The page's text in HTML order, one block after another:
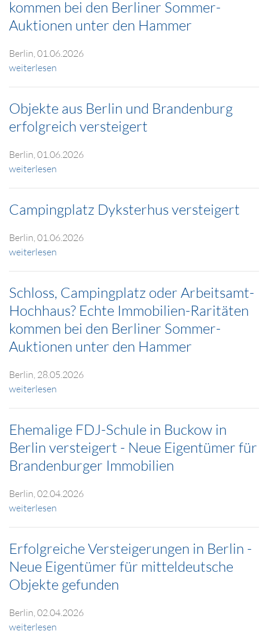
kommen bei den Berliner Sommer-
Auktionen unter den Hammer
Berlin, 01.06.2026
weiterlesen
Objekte aus Berlin und Brandenburg
erfolgreich versteigert
Berlin, 01.06.2026
weiterlesen
Campingplatz Dyksterhus versteigert
Berlin, 01.06.2026
weiterlesen
Schloss, Campingplatz oder Arbeitsamt-
Hochhaus? Echte Immobilien-Raritäten
kommen bei den Berliner Sommer-
Auktionen unter den Hammer
Berlin, 28.05.2026
weiterlesen
Ehemalige FDJ-Schule in Buckow in
Berlin versteigert - Neue Eigentümer für
Brandenburger Immobilien
Berlin, 02.04.2026
weiterlesen
Erfolgreiche Versteigerungen in Berlin -
Neue Eigentümer für mitteldeutsche
Objekte gefunden
Berlin, 02.04.2026
weiterlesen